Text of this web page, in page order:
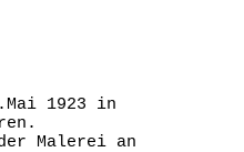
1923 in
Malerei an